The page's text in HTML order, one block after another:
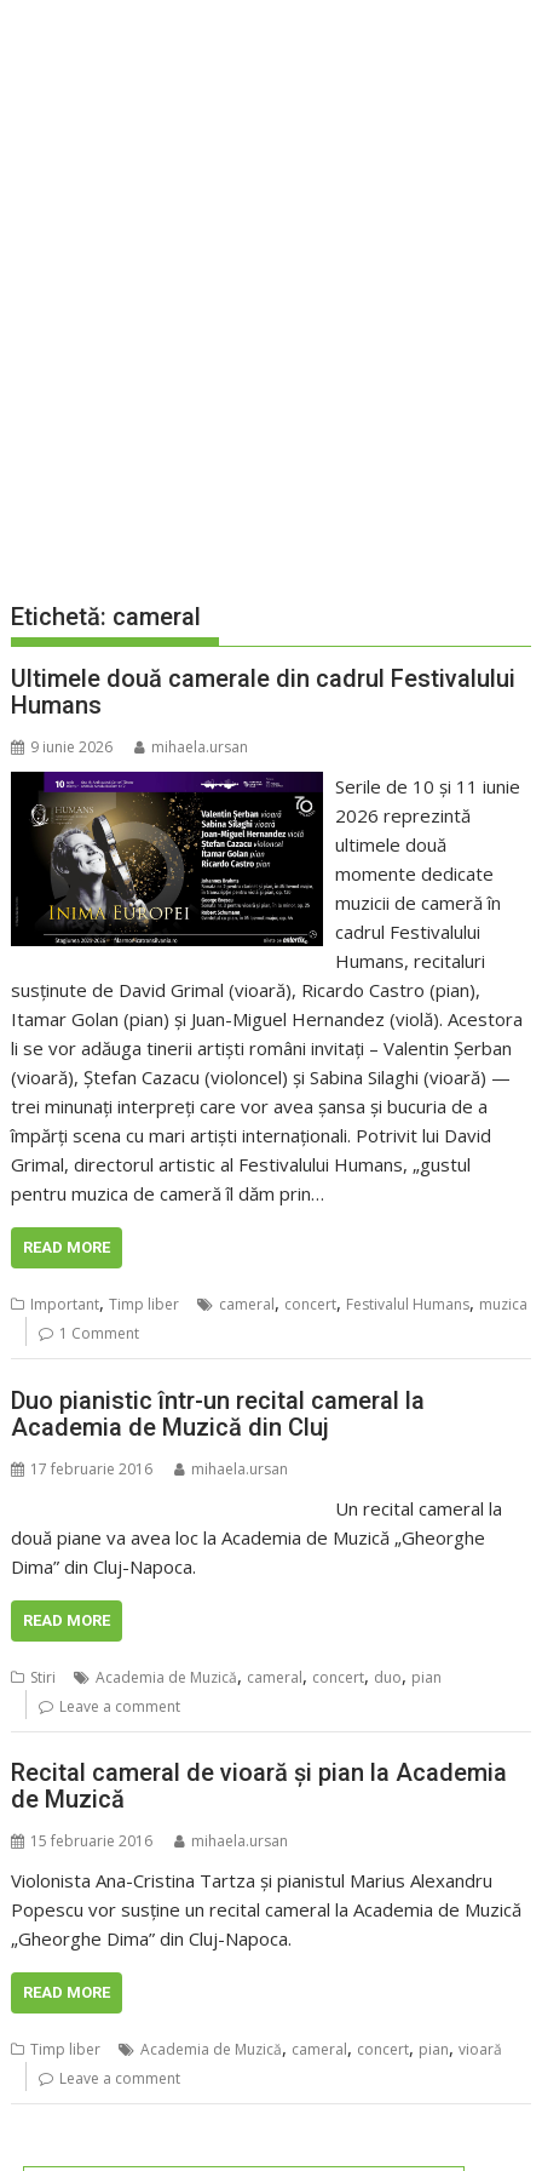
Etichetă: cameral
Ultimele două camerale din cadrul Festivalului
Humans
9 iunie 2026 mihaela.ursan
Serile de 10 și 11 iunie
2026 reprezintă
ultimele două
momente dedicate
muzicii de cameră în
cadrul Festivalului
Humans, recitaluri
susținute de David Grimal (vioară), Ricardo Castro (pian),
Itamar Golan (pian) și Juan-Miguel Hernandez (violă). Acestora
li se vor adăuga tinerii artiști români invitați – Valentin Şerban
(vioară), Ștefan Cazacu (violoncel) și Sabina Silaghi (vioară) —
trei minunați interpreți care vor avea șansa și bucuria de a
împărți scena cu mari artiști internaționali. Potrivit lui David
Grimal, directorul artistic al Festivalului Humans, „gustul
pentru muzica de cameră îl dăm prin…
READ MORE
Important,Timp liber cameral, concert, Festivalul Humans, muzica
1 Comment
Duo pianistic într-un recital cameral la
Academia de Muzică din Cluj
17 februarie 2016 mihaela.ursan
Un recital cameral la
două piane va avea loc la Academia de Muzică „Gheorghe
Dima” din Cluj-Napoca.
READ MORE
Stiri Academia de Muzică, cameral, concert, duo, pian
Leave a comment
Recital cameral de vioară şi pian la Academia
de Muzică
15 februarie 2016 mihaela.ursan
Violonista Ana-Cristina Tartza şi pianistul Marius Alexandru
Popescu vor susţine un recital cameral la Academia de Muzică
„Gheorghe Dima” din Cluj-Napoca.
READ MORE
Timp liber Academia de Muzică, cameral, concert, pian,vioară
Leave a comment